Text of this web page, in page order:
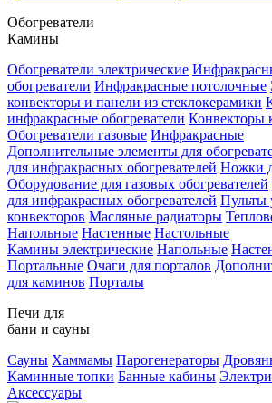
Обогреватели
Камины
Обогреватели электрические
обогреватели Инфракрасные потолочные
конвекторы и панели из стеклокерамики
инфракрасные обогреватели Конвекторы
Обогреватели газовые Инфракрасные
Дополнительные элементы для
для инфракрасных обогревателей Ножки
Оборудование для газовых обогревателей
для инфракрасных обогревателей Пульты
конвекторов Масляные радиаторы
Напольные Настенные Настольные
Камины электрические Напольные
Портальные Очаги для порталов
для каминов Порталы
Печи для
бани и сауны
Сауны Хаммамы Парогенераторы
Каминные топки Банные кабины
Аксессуары